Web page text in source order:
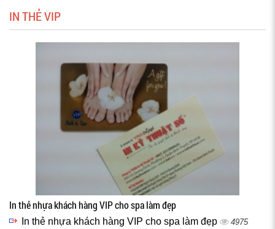
IN THẺ VIP
In thẻ nhựa khách hàng VIP cho spa làm đẹp
In thẻ nhựa khách hàng VIP cho spa làm đẹp 4975